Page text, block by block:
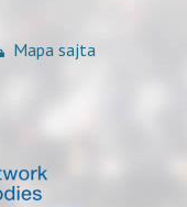
Mapa sajta